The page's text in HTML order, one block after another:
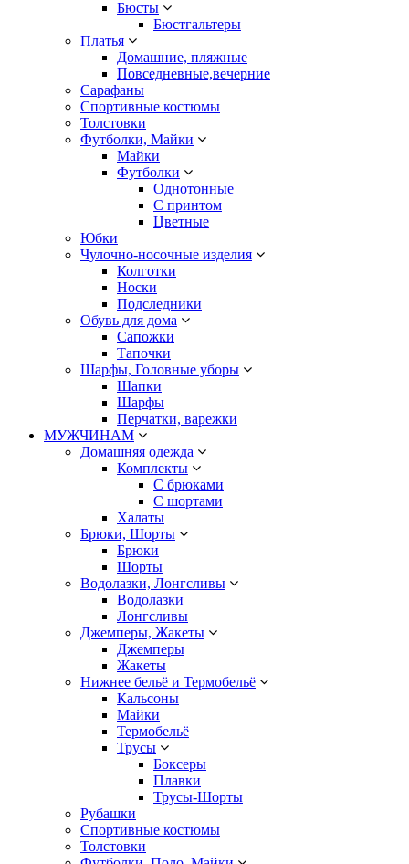
Бюсты
Бюстгальтеры
Платья
Домашние, пляжные
Повседневные,вечерние
Сарафаны
Спортивные костюмы
Толстовки
Футболки, Майки
Майки
Футболки
Однотонные
С принтом
Цветные
Юбки
Чулочно-носочные изделия
Колготки
Носки
Подследники
Обувь для дома
Сапожки
Тапочки
Шарфы, Головные уборы
Шапки
Шарфы
Перчатки, варежки
МУЖЧИНАМ
Домашняя одежда
Комплекты
С брюками
С шортами
Халаты
Брюки, Шорты
Брюки
Шорты
Водолазки, Лонгсливы
Водолазки
Лонгсливы
Джемперы, Жакеты
Джемперы
Жакеты
Нижнее бельё и Термобельё
Кальсоны
Майки
Термобельё
Трусы
Боксеры
Плавки
Трусы-Шорты
Рубашки
Спортивные костюмы
Толстовки